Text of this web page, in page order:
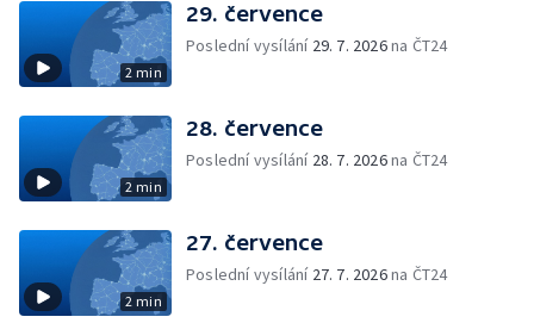
2 min
29. července
Poslední vysílání 29. 7. 2026na ČT24
2 min
28. července
Poslední vysílání 28. 7. 2026na ČT24
2 min
27. července
Poslední vysílání 27. 7. 2026na ČT24